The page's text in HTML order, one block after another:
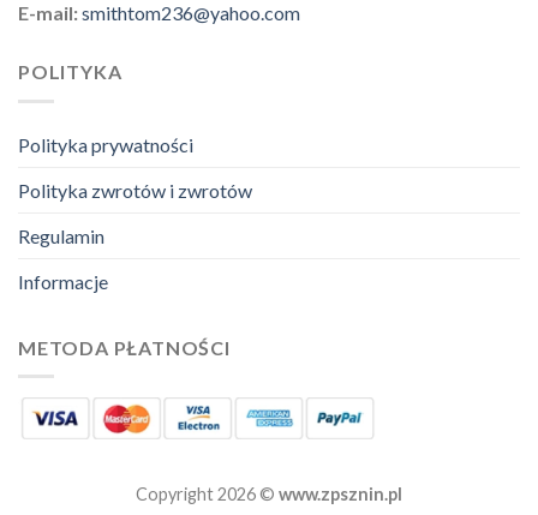
E-mail:smithtom236@yahoo.com
POLITYKA
Polityka prywatności
Polityka zwrotów i zwrotów
Regulamin
Informacje
METODA PŁATNOŚCI
Copyright 2026 © www.zpsznin.pl